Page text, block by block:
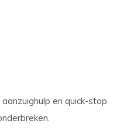
en quick-stop